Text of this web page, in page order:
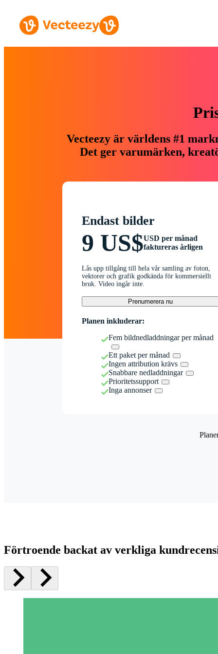
Vecteezy är världens #1
Det ger varumärken,
Endast bilder
9 US$USD per månad
faktureras årligen
Lås upp tillgång till hela vår samling av foton,
vektorer och grafik godkända för kommersiellt
bruk. Video ingår inte.
Prenumerera nu
Planen inkluderar:
Fem bildnedladdningar per månad
Ett paket per månad
Ingen attribution krävs
Snabbare nedladdningar
Prioritetssupport
Inga annonser
Förtroende backat av verkliga